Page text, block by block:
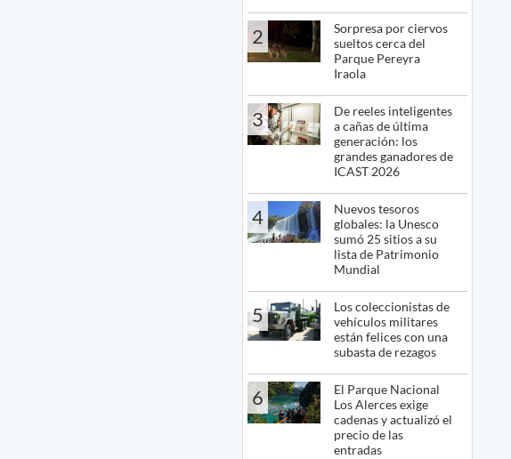
2
Sorpresa por ciervos
sueltos cerca del
Parque Pereyra
Iraola
3
De reeles inteligentes
a cañas de última
generación: los
grandes ganadores de
ICAST 2026
4
Nuevos tesoros
globales: la Unesco
sumó 25 sitios a su
lista de Patrimonio
Mundial
5
Los coleccionistas de
vehículos militares
están felices con una
subasta de rezagos
6
El Parque Nacional
Los Alerces exige
cadenas y actualizó el
precio de las
entradas